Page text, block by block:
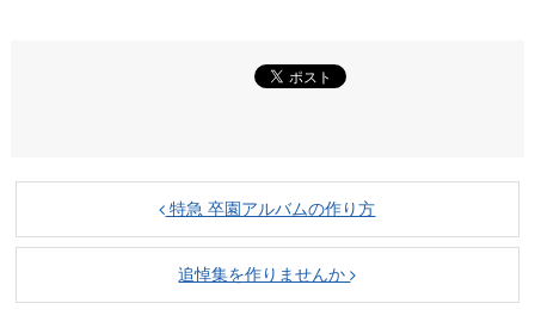
特急 卒園アルバムの作り方
追悼集を作りませんか